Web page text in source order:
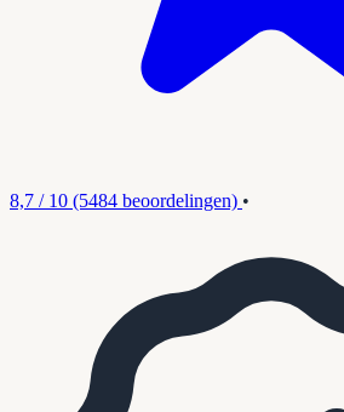
8,7 / 10 (5484 beoordelingen) •